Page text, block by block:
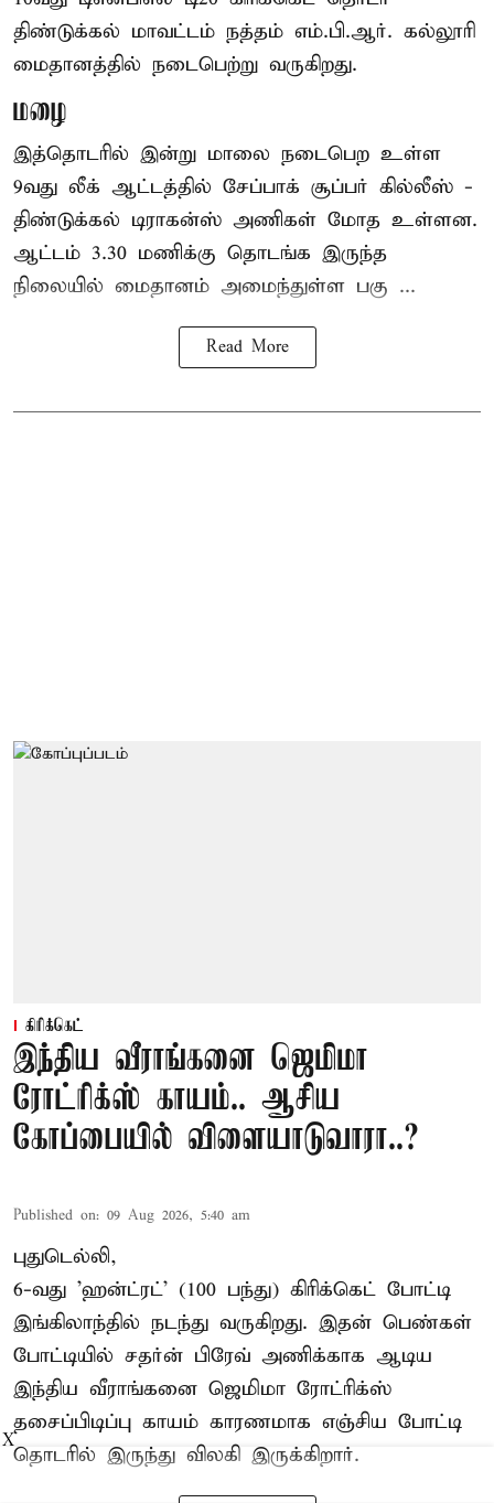
திண்டுக்கல் மாவட்டம் நத்தம் எம்.பி.ஆர். கல்லூரி
மைதானத்தில் நடைபெற்று வருகிறது.
மழை
இத்தொடரில் இன்று மாலை நடைபெற உள்ள
9வது லீக் ஆட்டத்தில் சேப்பாக் சூப்பர் கில்லீஸ் -
திண்டுக்கல் டிராகன்ஸ் அணிகள் மோத உள்ளன.
ஆட்டம் 3.30 மணிக்கு தொடங்க இருந்த
நிலையில் மைதானம் அமைந்துள்ள பகு ...
Read More
கிரிக்கெட்
இந்திய வீராங்கனை ஜெமிமா
ரோட்ரிக்ஸ் காயம்.. ஆசிய
கோப்பையில் விளையாடுவாரா..?
Published on: 09 Aug 2026, 5:40 am
புதுடெல்லி,
6-வது 'ஹன்ட்ரட்' (100 பந்து) கிரிக்கெட் போட்டி
இங்கிலாந்தில் நடந்து வருகிறது. இதன் பெண்கள்
போட்டியில் சதர்ன் பிரேவ் அணிக்காக ஆடிய
இந்திய வீராங்கனை ஜெமிமா ரோட்ரிக்ஸ்
தசைப்பிடிப்பு காயம் காரணமாக எஞ்சிய போட்டி
தொடரில் இருந்து விலகி இருக்கிறார்.
X